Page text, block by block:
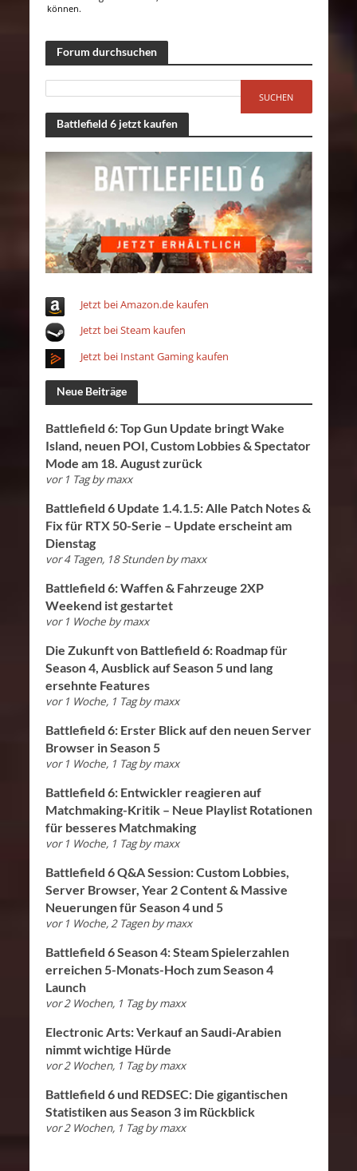
können.
Forum durchsuchen
Battlefield 6 jetzt kaufen
Jetzt bei Amazon.de kaufen
Jetzt bei Steam kaufen
Jetzt bei Instant Gaming kaufen
Neue Beiträge
Battlefield 6: Top Gun Update bringt Wake
Island, neuen POI, Custom Lobbies & Spectator
Mode am 18. August zurück
vor 1 Tag bymaxx
Battlefield 6 Update 1.4.1.5: Alle Patch Notes &
Fix für RTX 50-Serie – Update erscheint am
Dienstag
vor 4 Tagen, 18 Stunden bymaxx
Battlefield 6: Waffen & Fahrzeuge 2XP
Weekend ist gestartet
vor 1 Woche bymaxx
Die Zukunft von Battlefield 6: Roadmap für
Season 4, Ausblick auf Season 5 und lang
ersehnte Features
vor 1 Woche, 1 Tag bymaxx
Battlefield 6: Erster Blick auf den neuen Server
Browser in Season 5
vor 1 Woche, 1 Tag bymaxx
Battlefield 6: Entwickler reagieren auf
Matchmaking-Kritik – Neue Playlist Rotationen
für besseres Matchmaking
vor 1 Woche, 1 Tag bymaxx
Battlefield 6 Q&A Session: Custom Lobbies,
Server Browser, Year 2 Content & Massive
Neuerungen für Season 4 und 5
vor 1 Woche, 2 Tagen bymaxx
Battlefield 6 Season 4: Steam Spielerzahlen
erreichen 5-Monats-Hoch zum Season 4
Launch
vor 2 Wochen, 1 Tag bymaxx
Electronic Arts: Verkauf an Saudi-Arabien
nimmt wichtige Hürde
vor 2 Wochen, 1 Tag bymaxx
Battlefield 6 und REDSEC: Die gigantischen
Statistiken aus Season 3 im Rückblick
vor 2 Wochen, 1 Tag bymaxx